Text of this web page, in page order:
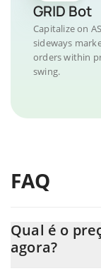
GRID Bot
Capitalize on
sideways
orders within
swing.
FAQ
Qual é o
agora?